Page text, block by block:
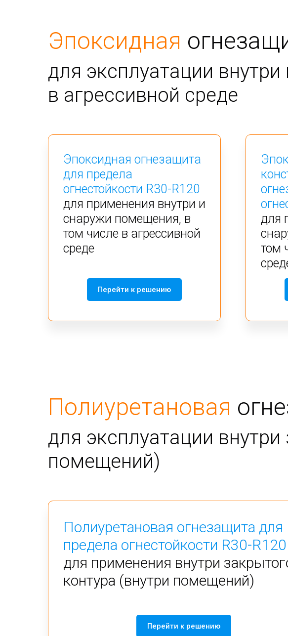
Эпоксидная
для эксплуатации
в агрессивной среде
Эпоксидная огнезащита
для предела
огнестойкости R30-R120
для применения внутри и
снаружи помещения, в
том числе в агрессивной
среде
Перейти к решению
для
том
Полиуретановая
для эксплуатации
помещений)
Полиуретановая огнезащита для
предела огнестойкости R30-R120
для применения внутри
контура (внутри помещений)
Перейти к решению